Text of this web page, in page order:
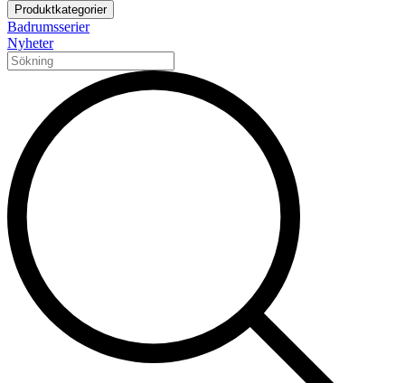
Produktkategorier
Badrumsserier
Nyheter